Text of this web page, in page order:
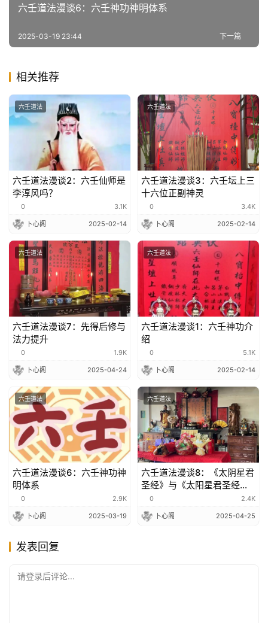
六壬道法漫谈6：六壬神功神明体系
下一篇
2025-03-19 23:44
相关推荐
六壬道法
六壬道法漫谈2：六壬仙师是
李淳风吗？
0 3.1K
卜心阁 2025-02-14
六壬道法
六壬道法漫谈3：六壬坛上三
十六位正副神灵
0 3.4K
卜心阁 2025-02-14
六壬道法
六壬道法漫谈7：先得后修与
法力提升
0 1.9K
卜心阁 2025-04-24
六壬道法
六壬道法漫谈1：六壬神功介
绍
0 5.1K
卜心阁 2025-02-14
六壬道法
六壬道法漫谈6：六壬神功神
明体系
0 2.9K
卜心阁 2025-03-19
六壬道法
六壬道法漫谈8：《太阴星君
圣经》与《太阳星君圣经》
法门
0 2.4K
卜心阁 2025-04-25
发表回复
请登录后评论...